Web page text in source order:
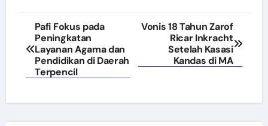
Navigasi
pos
Pafi Fokus pada
Peningkatan
Layanan Agama dan
Pendidikan di Daerah
Terpencil
Vonis 18 Tahun Zarof
Ricar Inkracht
Setelah Kasasi
Kandas di MA